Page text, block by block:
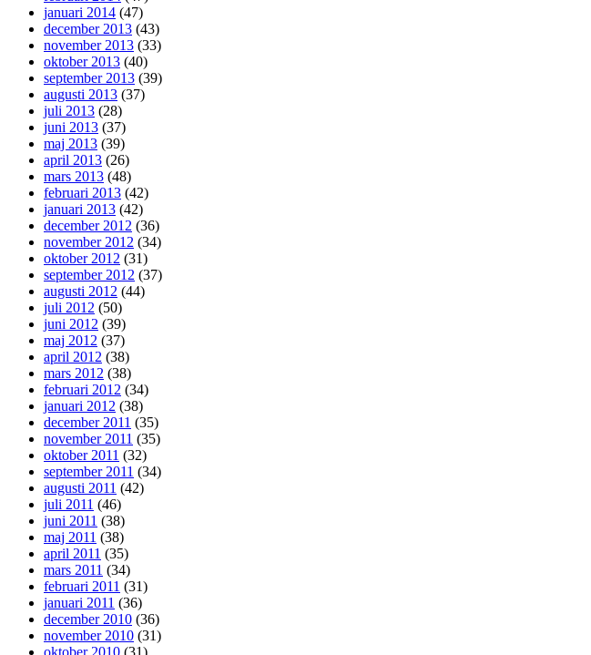
januari 2014 (47)
december 2013 (43)
november 2013 (33)
oktober 2013 (40)
september 2013 (39)
augusti 2013 (37)
juli 2013 (28)
juni 2013 (37)
maj 2013 (39)
april 2013 (26)
mars 2013 (48)
februari 2013 (42)
januari 2013 (42)
december 2012 (36)
november 2012 (34)
oktober 2012 (31)
september 2012 (37)
augusti 2012 (44)
juli 2012 (50)
juni 2012 (39)
maj 2012 (37)
april 2012 (38)
mars 2012 (38)
februari 2012 (34)
januari 2012 (38)
december 2011 (35)
november 2011 (35)
oktober 2011 (32)
september 2011 (34)
augusti 2011 (42)
juli 2011 (46)
juni 2011 (38)
maj 2011 (38)
april 2011 (35)
mars 2011 (34)
februari 2011 (31)
januari 2011 (36)
december 2010 (36)
november 2010 (31)